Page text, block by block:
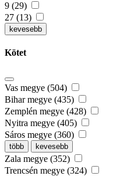
9 (29)
27 (13)
kevesebb
Kötet
Vas megye (504)
Bihar megye (435)
Zemplén megye (428)
Nyitra megye (405)
Sáros megye (360)
több kevesebb
Zala megye (352)
Trencsén megye (324)